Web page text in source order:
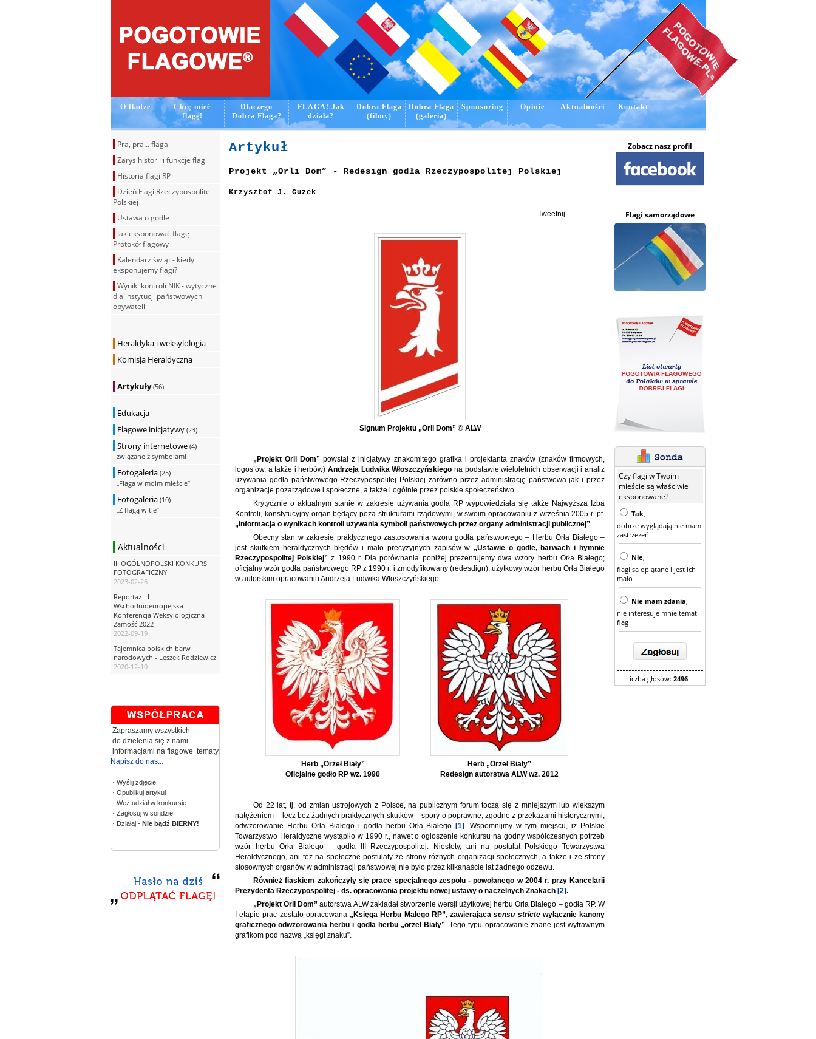
O fladze
Chcę mieć
flagę!
Dlaczego
Dobra Flaga?
FLAGA! Jak
działa?
Dobra Flaga
(filmy)
Dobra Flaga
(galeria)
Sponsoring Opinie Aktualności Kontakt
Pra, pra... flaga
Zarys historii i funkcje flagi
Historia flagi RP
Dzień Flagi Rzeczypospolitej
Polskiej
Ustawa o godle
Jak eksponować flagę -
Protokół flagowy
Kalendarz świąt - kiedy
eksponujemy flagi?
Wyniki kontroli NIK - wytyczne
dla instytucji państwowych i
obywateli
Heraldyka i weksylologia
Komisja Heraldyczna
Artykuły (56)
Edukacja
Flagowe inicjatywy (23)
Strony internetowe (4)
związane z symbolami
Fotogaleria (25)
„Flaga w moim mieście”
Fotogaleria (10)
„Z flagą w tle”
Aktualności
III OGÓLNOPOLSKI KONKURS
FOTOGRAFICZNY
2023-02-26
Reportaż - I
Wschodnioeuropejska
Konferencja Weksylologiczna -
Zamość 2022
2022-09-19
Tajemnica polskich barw
narodowych - Leszek Rodziewicz
2020-12-10
Zapraszamy wszystkich
do dzielenia się z nami
informacjami na flagowe tematy.
Napisz do nas...
· Wyślij zdjęcie
· Opublikuj artykuł
· Weź udział w konkursie
· Zagłosuj w sondzie
· Działaj - Nie bądź BIERNY!
Zobacz nasz profil
Flagi samorządowe
Czy flagi w Twoim
mieście są właściwie
eksponowane?
Tak,
dobrze wyglądają nie mam
zastrzeżeń
Nie,
flagi są oplątane i jest ich
mało
Nie mam zdania,
nie interesuje mnie temat
flag
Liczba głosów: 2496
Artykuł
Projekt „Orli Dom” - Redesign godła Rzeczypospolitej Polskiej
Krzysztof J. Guzek
Tweetnij
Signum Projektu „Orli Dom” © ALW
„Projekt Orli Dom” powstał z inicjatywy znakomitego grafika i projektanta znaków (znaków firmowych,
logos’ów, a także i herbów)Andrzeja Ludwika Włoszczyńskiego na podstawie wieloletnich obserwacji i analiz
używania godła państwowego Rzeczypospolitej Polskiej zarówno przez administrację państwowa jak i przez
organizacje pozarządowe i społeczne, a także i ogólnie przez polskie społeczeństwo.
Krytycznie o aktualnym stanie w zakresie używania godła RP wypowiedziała się także Najwyższa Izba
Kontroli, konstytucyjny organ będący poza strukturami rządowymi, w swoim opracowaniu z września 2005 r. pt.
„Informacja o wynikach kontroli używania symboli państwowych przez organy administracji publicznej”.
Obecny stan w zakresie praktycznego zastosowania wzoru godła państwowego – Herbu Orła Białego –
jest skutkiem heraldycznych błędów i mało precyzyjnych zapisów w„Ustawie o godle, barwach i hymnie
Rzeczypospolitej Polskiej” z 1990 r. Dla porównania poniżej prezentujemy dwa wzory herbu Orła Białego;
oficjalny wzór godła państwowego RP z 1990 r. i zmodyfikowany (redesdign), użytkowy wzór herbu Orła Białego
w autorskim opracowaniu Andrzeja Ludwika Włoszczyńskiego.
Herb „Orzeł Biały”
Oficjalne godło RP wz. 1990
Herb „Orzeł Biały”
Redesign autorstwa ALW wz. 2012
Od 22 lat, tj. od zmian ustrojowych z Polsce, na publicznym forum toczą się z mniejszym lub większym
natężeniem – lecz bez żadnych praktycznych skutków – spory o poprawne, zgodne z przekazami historycznymi,
odwzorowanie Herbu Orła Białego i godła herbu Orła Białego [1] . Wspomnijmy w tym miejscu, iż Polskie
Towarzystwo Heraldyczne wystąpiło w 1990 r., nawet o ogłoszenie konkursu na godny współczesnych potrzeb
wzór herbu Orła Białego – godła III Rzeczypospolitej. Niestety, ani na postulat Polskiego Towarzystwa
Heraldycznego, ani też na społeczne postulaty ze strony różnych organizacji społecznych, a także i ze strony
stosownych organów w administracji państwowej nie było przez kilkanaście lat żadnego odzewu.
Również fiaskiem zakończyły się prace specjalnego zespołu - powołanego w 2004 r. przy Kancelarii
Prezydenta Rzeczypospolitej - ds. opracowania projektu nowej ustawy o naczelnych Znakach [2].
„Projekt Orli Dom” autorstwa ALW zakładał stworzenie wersji użytkowej herbu Orła Białego – godła RP. W
I etapie prac zostało opracowana„Księga Herbu Małego RP”, zawierającasensu strictewyłącznie kanony
graficznego odwzorowania herbu i godła herbu „orzeł Biały”. Tego typu opracowanie znane jest wytrawnym
grafikom pod nazwą „księgi znaku”.